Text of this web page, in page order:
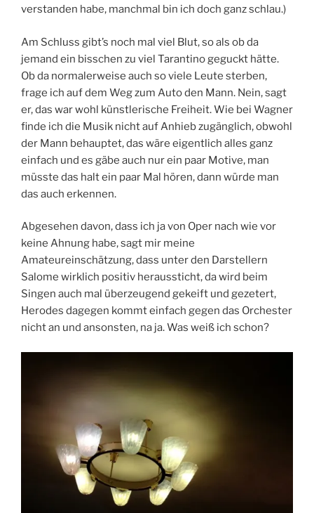
verstanden habe, manchmal bin ich doch ganz schlau.)
Am Schluss gibt’s noch mal viel Blut, so als ob da
jemand ein bisschen zu viel Tarantino geguckt hätte.
Ob da normalerweise auch so viele Leute sterben,
frage ich auf dem Weg zum Auto den Mann. Nein, sagt
er, das war wohl künstlerische Freiheit. Wie bei Wagner
finde ich die Musik nicht auf Anhieb zugänglich, obwohl
der Mann behauptet, das wäre eigentlich alles ganz
einfach und es gäbe auch nur ein paar Motive, man
müsste das halt ein paar Mal hören, dann würde man
das auch erkennen.
Abgesehen davon, dass ich ja von Oper nach wie vor
keine Ahnung habe, sagt mir meine
Amateureinschätzung, dass unter den Darstellern
Salome wirklich positiv heraussticht, da wird beim
Singen auch mal überzeugend gekeift und gezetert,
Herodes dagegen kommt einfach gegen das Orchester
nicht an und ansonsten, na ja. Was weiß ich schon?